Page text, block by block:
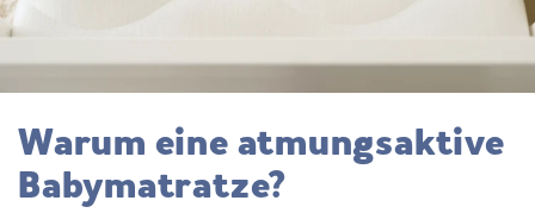
Warum eine atmungsaktive
Babymatratze?